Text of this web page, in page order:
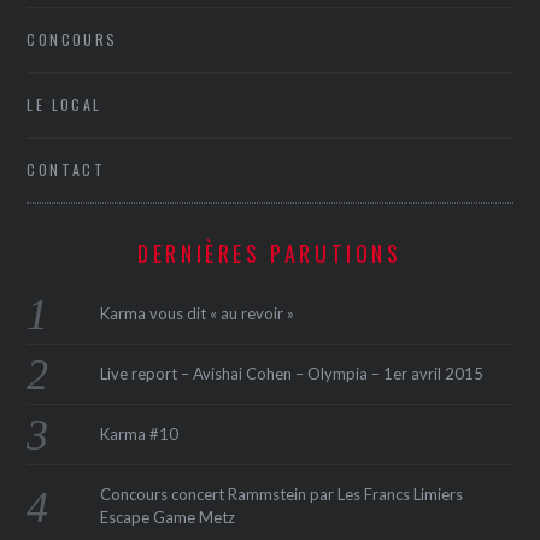
CONCOURS
LE LOCAL
CONTACT
DERNIÈRES PARUTIONS
Karma vous dit « au revoir »
Live report – Avishai Cohen – Olympia – 1er avril 2015
Karma #10
Concours concert Rammstein par Les Francs Limiers
Escape Game Metz